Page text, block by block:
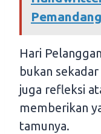
Hari
bukan
juga refleksi
memberikan
tamunya.